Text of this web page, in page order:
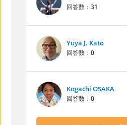
回答数： 31
Yuya J. Kato
回答数： 0
Kogachi OSAKA
回答数： 0